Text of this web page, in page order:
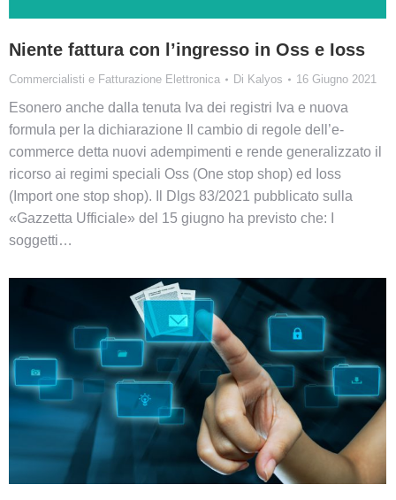
Niente fattura con l’ingresso in Oss e Ioss
Commercialisti e Fatturazione Elettronica Di Kalyos 16 Giugno 2021
Esonero anche dalla tenuta Iva dei registri Iva e nuova
formula per la dichiarazione Il cambio di regole dell’e-
commerce detta nuovi adempimenti e rende generalizzato il
ricorso ai regimi speciali Oss (One stop shop) ed Ioss
(Import one stop shop). Il Dlgs 83/2021 pubblicato sulla
«Gazzetta Ufficiale» del 15 giugno ha previsto che: I
soggetti…